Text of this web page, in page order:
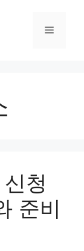
Menu
청
준비